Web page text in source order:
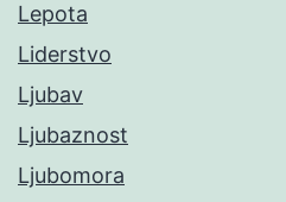
Lepota
Liderstvo
Ljubav
Ljubaznost
Ljubomora